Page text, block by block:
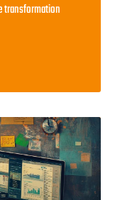
transformation